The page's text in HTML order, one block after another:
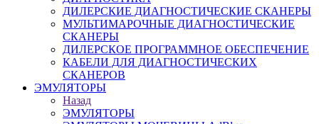
ДИЛЕРСКИЕ ДИАГНОСТИЧЕСКИЕ СКАНЕРЫ
МУЛЬТИМАРОЧНЫЕ ДИАГНОСТИЧЕСКИЕ
СКАНЕРЫ
ДИЛЕРСКОЕ ПРОГРАММНОЕ ОБЕСПЕЧЕНИЕ
КАБЕЛИ ДЛЯ ДИАГНОСТИЧЕСКИХ
СКАНЕРОВ
ЭМУЛЯТОРЫ
Назад
ЭМУЛЯТОРЫ